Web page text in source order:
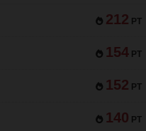
212 PT
154 PT
152 PT
140 PT